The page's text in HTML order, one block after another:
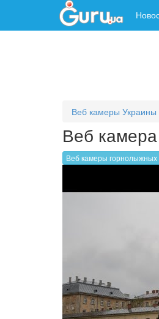
Веб камеры Украины
Веб
Веб камеры горнолыжных